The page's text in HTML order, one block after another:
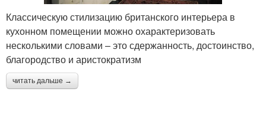
Классическую стилизацию британского интерьера в
кухонном помещении можно охарактеризовать
несколькими словами – это сдержанность, достоинство,
благородство и аристократизм
читать дальше →